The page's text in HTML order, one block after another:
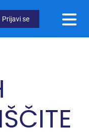
in
Prijavi se